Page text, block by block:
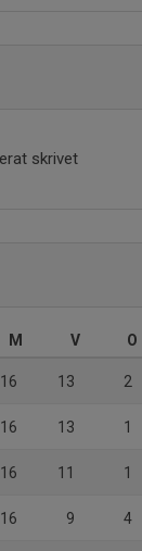
skrivet
M V O
16 13 2
16 13 1
16 11 1
16 9 4